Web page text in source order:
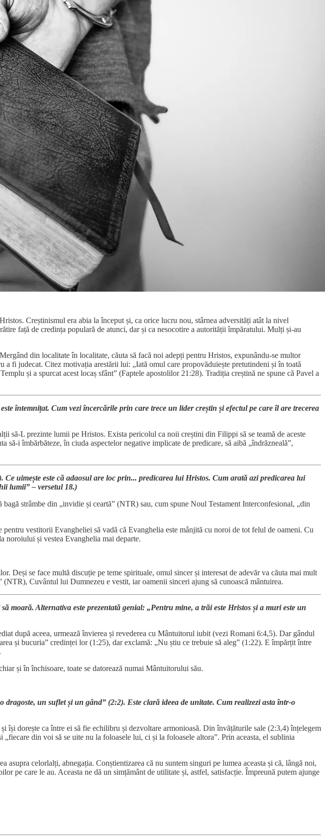
Creștinismul era abia la început și, ca orice lucru nou, stârnea adversități atât la nivel
față de credința populară de atunci, dar și ca nesocotire a autorității împăratului. Mulți și-au
din localitate în localitate, căuta să facă noi adepți pentru Hristos, expunându-se multor
fi judecat. Citez motivația arestării lui: „Iată omul care propovăduiește pretutindeni și în toată
și a spurcat acest locaș sfânt” (Faptele apostolilor 21:28). Tradiția creștină ne spune că Pavel a
întemnițat. Cum vezi încercările prin care trece un lider creștin și efectul pe care îl are trecerea
să-L prezinte lumii pe Hristos. Exista pericolul ca noii creștini din Filippi să se teamă de aceste
i îmbărbăteze, în ciuda aspectelor negative implicate de predicare, să aibă „îndrăzneală”,
uimește este că adaosul are loc prin... predicarea lui Hristos. Cum arată azi predicarea lui
lumii” – versetul 18.)
strâmbe din „invidie și ceartă” (NTR) sau, cum spune Noul Testament Interconfesional, „din
vestitorii Evangheliei să vadă că Evanghelia este mânjită cu noroi de tot felul de oameni. Cu
noroiului și vestea Evanghelia mai departe.
Deși se face multă discuție pe teme spirituale, omul sincer și interesat de adevăr va căuta mai mult
Cuvântul lui Dumnezeu e vestit, iar oamenii sinceri ajung să cunoască mântuirea.
moară. Alternativa este prezentată genial: „Pentru mine, a trăi este Hristos și a muri este un
după aceea, urmează învierea și revederea cu Mântuitorul iubit (vezi Romani 6:4,5). Dar gândul
și bucuria” credinței lor (1:25), dar exclamă: „Nu știu ce trebuie să aleg” (1:22). E împărțit între
și în închisoare, toate se datorează numai Mântuitorului său.
un suflet și un gând” (2:2). Este clară ideea de unitate. Cum realizezi asta într-o
dorește ca între ei să fie echilibru și dezvoltare armonioasă. Din învățăturile sale (2:3,4) înțelegem
din voi să se uite nu la foloasele lui, ci și la foloasele altora”. Prin aceasta, el sublinia
asupra celorlalți, abnegația. Conștientizarea că nu suntem singuri pe lumea aceasta și că, lângă noi,
pe care le au. Aceasta ne dă un simțământ de utilitate și, astfel, satisfacție. Împreună putem ajunge